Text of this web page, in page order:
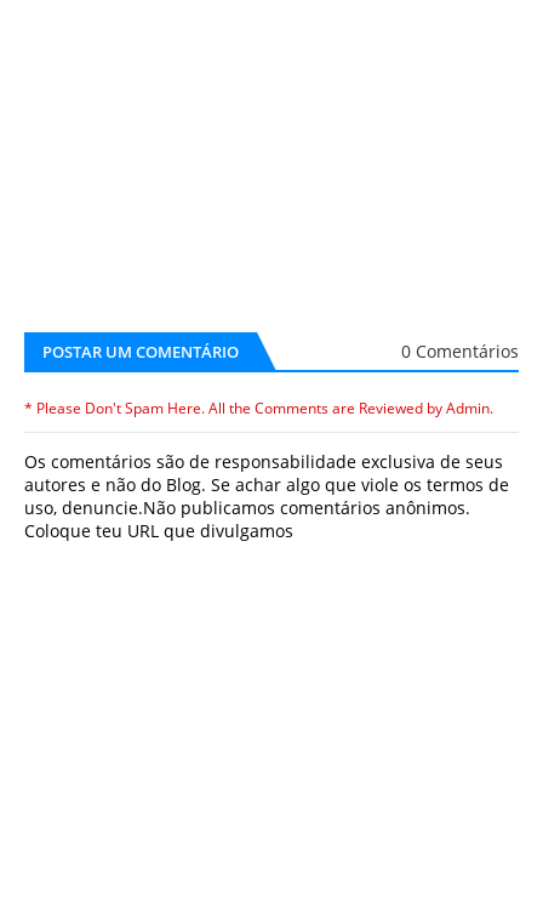
POSTAR UM COMENTÁRIO 0 Comentários
* Please Don't Spam Here. All the Comments are Reviewed by Admin.
Os comentários são de responsabilidade exclusiva de seus
autores e não do Blog. Se achar algo que viole os termos de
uso, denuncie.Não publicamos comentários anônimos.
Coloque teu URL que divulgamos